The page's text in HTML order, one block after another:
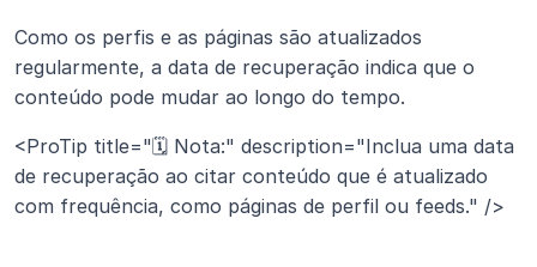
Como os perfis e as páginas são atualizados
regularmente, a data de recuperação indica que o
conteúdo pode mudar ao longo do tempo.
<ProTip title="🗓️ Nota:" description="Inclua uma data
de recuperação ao citar conteúdo que é atualizado
com frequência, como páginas de perfil ou feeds." />